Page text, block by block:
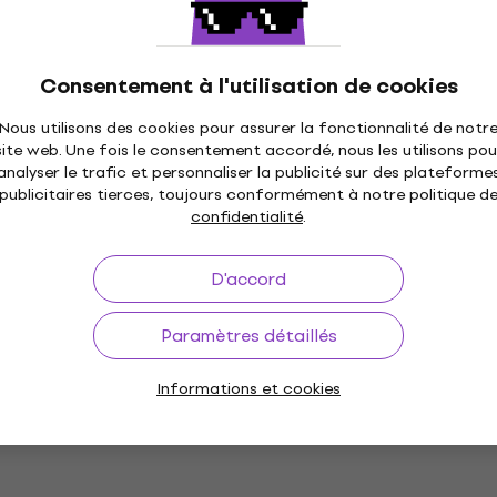
Consentement à l'utilisation de cookies
Nous utilisons des cookies pour assurer la fonctionnalité de notre
web. Une fois le consentement accordé, nous les utilisons
le trafic et personnaliser la publicité sur des
publicitaires tierces, toujours conformément à notre politique de
confidentialité.
D'accord
Paramètres détaillés
Informations et cookies